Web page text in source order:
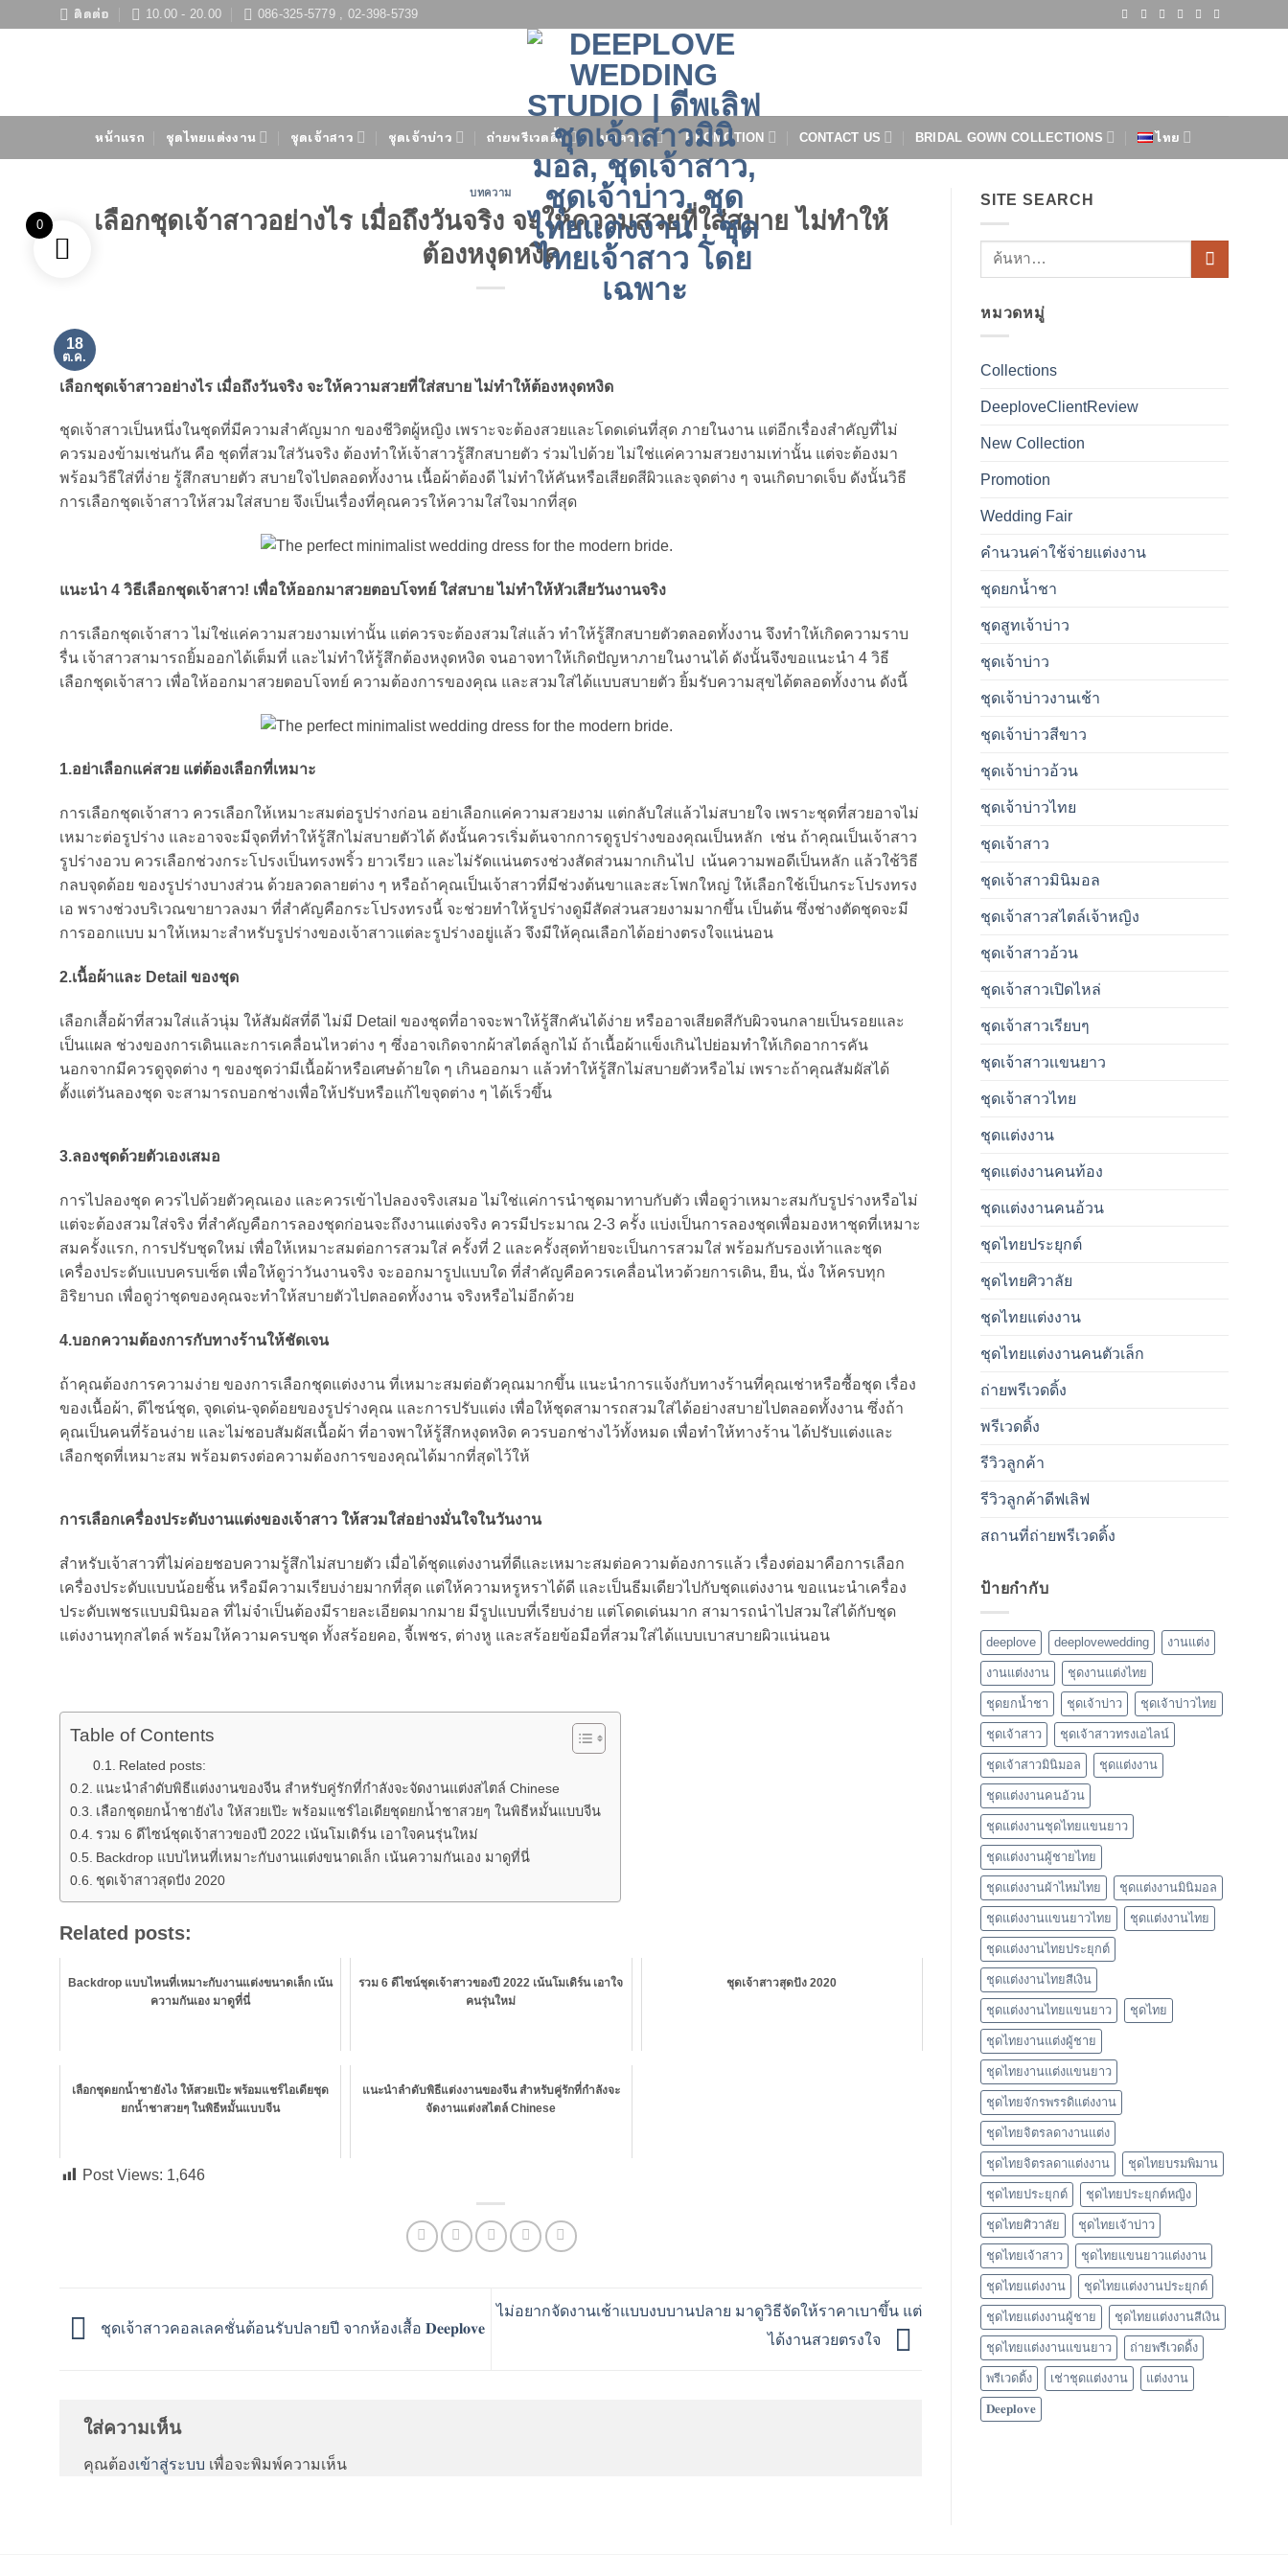
ติดต่อ 10.00 - 20.00 086-325-5779 , 02-398-5739
หน้าแรก ชุดไทยแต่งงาน ชุดเจ้าสาว ชุดเจ้าบ่าว ถ่ายพรีเวดดิ้ง บทความ PROMOTION CONTACT US BRIDAL GOWN COLLECTIONS ไทย
บทความ
เลือกชุดเจ้าสาวอย่างไร เมื่อถึงวันจริง จะให้ความสวยที่ใส่สบาย ไม่ทำให้
ต้องหงุดหงิด
18
ต.ค.
เลือกชุดเจ้าสาวอย่างไร เมื่อถึงวันจริง จะให้ความสวยที่ใส่สบาย ไม่ทำให้ต้องหงุดหงิด
ชุดเจ้าสาวเป็นหนึ่งในชุดที่มีความสำคัญมาก ของชีวิตผู้หญิง เพราะจะต้องสวยและโดดเด่นที่สุด ภายในงาน แต่อีกเรื่องสำคัญที่ไม่
ควรมองข้ามเช่นกัน คือ ชุดที่สวมใส่วันจริง ต้องทำให้เจ้าสาวรู้สึกสบายตัว ร่วมไปด้วย ไม่ใช่แค่ความสวยงามเท่านั้น แต่จะต้องมา
พร้อมวิธีใส่ที่ง่าย รู้สึกสบายตัว สบายใจไปตลอดทั้งงาน เนื้อผ้าต้องดี ไม่ทำให้คันหรือเสียดสีผิวและจุดต่าง ๆ จนเกิดบาดเจ็บ ดังนั้นวิธี
การเลือกชุดเจ้าสาวให้สวมใส่สบาย จึงเป็นเรื่องที่คุณควรให้ความใส่ใจมากที่สุด
แนะนำ 4 วิธีเลือกชุดเจ้าสาว! เพื่อให้ออกมาสวยตอบโจทย์ ใส่สบาย ไม่ทำให้หัวเสียวันงานจริง
การเลือกชุดเจ้าสาว ไม่ใช่แค่ความสวยงามเท่านั้น แต่ควรจะต้องสวมใส่แล้ว ทำให้รู้สึกสบายตัวตลอดทั้งงาน จึงทำให้เกิดความราบ
รื่น เจ้าสาวสามารถยิ้มออกได้เต็มที่ และไม่ทำให้รู้สึกต้องหงุดหงิด จนอาจทาให้เกิดปัญหาภายในงานได้ ดังนั้นจึงขอแนะนำ 4 วิธี
เลือกชุดเจ้าสาว เพื่อให้ออกมาสวยตอบโจทย์ ความต้องการของคุณ และสวมใส่ได้แบบสบายตัว ยิ้มรับความสุขได้ตลอดทั้งงาน ดังนี้
1.อย่าเลือกแค่สวย แต่ต้องเลือกที่เหมาะ
การเลือกชุดเจ้าสาว ควรเลือกให้เหมาะสมต่อรูปร่างก่อน อย่าเลือกแค่ความสวยงาม แต่กลับใส่แล้วไม่สบายใจ เพราะชุดที่สวยอาจไม่
เหมาะต่อรูปร่าง และอาจจะมีจุดที่ทำให้รู้สึกไม่สบายตัวได้ ดังนั้นควรเริ่มต้นจากการดูรูปร่างของคุณเป็นหลัก เช่น ถ้าคุณเป็นเจ้าสาว
รูปร่างอวบ ควรเลือกช่วงกระโปรงเป็นทรงพริ้ว ยาวเรียว และไม่รัดแน่นตรงช่วงสัดส่วนมากเกินไป เน้นความพอดีเป็นหลัก แล้วใช้วิธี
กลบจุดด้อย ของรูปร่างบางส่วน ด้วยลวดลายต่าง ๆ หรือถ้าคุณเป็นเจ้าสาวที่มีช่วงต้นขาและสะโพกใหญ่ ให้เลือกใช้เป็นกระโปรงทรง
เอ พรางช่วงบริเวณขายาวลงมา ที่สำคัญคือกระโปรงทรงนี้ จะช่วยทำให้รูปร่างดูมีสัดส่วนสวยงามมากขึ้น เป็นต้น ซึ่งช่างตัดชุดจะมี
การออกแบบ มาให้เหมาะสำหรับรูปร่างของเจ้าสาวแต่ละรูปร่างอยู่แล้ว จึงมีให้คุณเลือกได้อย่างตรงใจแน่นอน
2.เนื้อผ้าและ Detail ของชุด
เลือกเสื้อผ้าที่สวมใส่แล้วนุ่ม ให้สัมผัสที่ดี ไม่มี Detail ของชุดที่อาจจะพาให้รู้สึกคันได้ง่าย หรืออาจเสียดสีกับผิวจนกลายเป็นรอยและ
เป็นแผล ช่วงของการเดินและการเคลื่อนไหวต่าง ๆ ซึ่งอาจเกิดจากผ้าสไตล์ลูกไม้ ถ้าเนื้อผ้าแข็งเกินไปย่อมทำให้เกิดอาการคัน
นอกจากมีควรดูจุดต่าง ๆ ของชุดว่ามีเนื้อผ้าหรือเศษด้ายใด ๆ เกินออกมา แล้วทำให้รู้สึกไม่สบายตัวหรือไม่ เพราะถ้าคุณสัมผัสได้
ตั้งแต่วันลองชุด จะสามารถบอกช่างเพื่อให้ปรับหรือแก้ไขจุดต่าง ๆ ได้เร็วขึ้น
3.ลองชุดด้วยตัวเองเสมอ
การไปลองชุด ควรไปด้วยตัวคุณเอง และควรเข้าไปลองจริงเสมอ ไม่ใช่แค่การนำชุดมาทาบกับตัว เพื่อดูว่าเหมาะสมกับรูปร่างหรือไม่
แต่จะต้องสวมใส่จริง ที่สำคัญคือการลองชุดก่อนจะถึงงานแต่งจริง ควรมีประมาณ 2-3 ครั้ง แบ่งเป็นการลองชุดเพื่อมองหาชุดที่เหมาะ
สมครั้งแรก, การปรับชุดใหม่ เพื่อให้เหมาะสมต่อการสวมใส่ ครั้งที่ 2 และครั้งสุดท้ายจะเป็นการสวมใส่ พร้อมกับรองเท้าและชุด
เครื่องประดับแบบครบเซ็ต เพื่อให้ดูว่าวันงานจริง จะออกมารูปแบบใด ที่สำคัญคือควรเคลื่อนไหวด้วยการเดิน, ยืน, นั่ง ให้ครบทุก
อิริยาบถ เพื่อดูว่าชุดของคุณจะทำให้สบายตัวไปตลอดทั้งงาน จริงหรือไม่อีกด้วย
4.บอกความต้องการกับทางร้านให้ชัดเจน
ถ้าคุณต้องการความง่าย ของการเลือกชุดแต่งงาน ที่เหมาะสมต่อตัวคุณมากขึ้น แนะนำการแจ้งกับทางร้านที่คุณเช่าหรือซื้อชุด เรื่อง
ของเนื้อผ้า, ดีไซน์ชุด, จุดเด่น-จุดด้อยของรูปร่างคุณ และการปรับแต่ง เพื่อให้ชุดสามารถสวมใส่ได้อย่างสบายไปตลอดทั้งงาน ซึ่งถ้า
คุณเป็นคนที่ร้อนง่าย และไม่ชอบสัมผัสเนื้อผ้า ที่อาจพาให้รู้สึกหงุดหงิด ควรบอกช่างไว้ทั้งหมด เพื่อทำให้ทางร้าน ได้ปรับแต่งและ
เลือกชุดที่เหมาะสม พร้อมตรงต่อความต้องการของคุณได้มากที่สุดไว้ให้
การเลือกเครื่องประดับงานแต่งของเจ้าสาว ให้สวมใส่อย่างมั่นใจในวันงาน
สำหรับเจ้าสาวที่ไม่ค่อยชอบความรู้สึกไม่สบายตัว เมื่อได้ชุดแต่งงานที่ดีและเหมาะสมต่อความต้องการแล้ว เรื่องต่อมาคือการเลือก
เครื่องประดับแบบน้อยชิ้น หรือมีความเรียบง่ายมากที่สุด แต่ให้ความหรูหราได้ดี และเป็นธีมเดียวไปกับชุดแต่งงาน ขอแนะนำเครื่อง
ประดับเพชรแบบมินิมอล ที่ไม่จำเป็นต้องมีรายละเอียดมากมาย มีรูปแบบที่เรียบง่าย แต่โดดเด่นมาก สามารถนำไปสวมใส่ได้กับชุด
แต่งงานทุกสไตล์ พร้อมให้ความครบชุด ทั้งสร้อยคอ, จี้เพชร, ต่างหู และสร้อยข้อมือที่สวมใส่ได้แบบเบาสบายผิวแน่นอน
Table of Contents
Related posts:
แนะนำลำดับพิธีแต่งงานของจีน สำหรับคู่รักที่กำลังจะจัดงานแต่งสไตล์ Chinese
เลือกชุดยกน้ำชายังไง ให้สวยเป๊ะ พร้อมแชร์ไอเดียชุดยกน้ำชาสวยๆ ในพิธีหมั้นแบบจีน
รวม 6 ดีไซน์ชุดเจ้าสาวของปี 2022 เน้นโมเดิร์น เอาใจคนรุ่นใหม่
Backdrop แบบไหนที่เหมาะกับงานแต่งขนาดเล็ก เน้นความกันเอง มาดูที่นี่
ชุดเจ้าสาวสุดปัง 2020
Related posts:
Backdrop แบบไหนที่เหมาะกับงานแต่งขนาดเล็ก เน้น
ความกันเอง มาดูที่นี่
รวม 6 ดีไซน์ชุดเจ้าสาวของปี 2022 เน้นโมเดิร์น เอาใจ
คนรุ่นใหม่
ชุดเจ้าสาวสุดปัง 2020
เลือกชุดยกน้ำชายังไง ให้สวยเป๊ะ พร้อมแชร์ไอเดียชุด
ยกน้ำชาสวยๆ ในพิธีหมั้นแบบจีน
แนะนำลำดับพิธีแต่งงานของจีน สำหรับคู่รักที่กำลังจะ
จัดงานแต่งสไตล์ Chinese
Post Views: 1,646
ชุดเจ้าสาวคอลเลคชั่นต้อนรับปลายปี จากห้องเสื้อ 𝐃𝐞𝐞𝐩𝐥𝐨𝐯𝐞
ไม่อยากจัดงานเช้าแบบงบบานปลาย มาดูวิธีจัดให้ราคาเบาขึ้น แต่
ได้งานสวยตรงใจ
ใส่ความเห็น
คุณต้องเข้าสู่ระบบ เพื่อจะพิมพ์ความเห็น
SITE SEARCH
หมวดหมู่
Collections
DeeploveClientReview
New Collection
Promotion
Wedding Fair
คำนวนค่าใช้จ่ายแต่งงาน
ชุดยกน้ำชา
ชุดสูทเจ้าบ่าว
ชุดเจ้าบ่าว
ชุดเจ้าบ่าวงานเช้า
ชุดเจ้าบ่าวสีขาว
ชุดเจ้าบ่าวอ้วน
ชุดเจ้าบ่าวไทย
ชุดเจ้าสาว
ชุดเจ้าสาวมินิมอล
ชุดเจ้าสาวสไตล์เจ้าหญิง
ชุดเจ้าสาวอ้วน
ชุดเจ้าสาวเปิดไหล่
ชุดเจ้าสาวเรียบๆ
ชุดเจ้าสาวเเขนยาว
ชุดเจ้าสาวไทย
ชุดแต่งงาน
ชุดแต่งงานคนท้อง
ชุดแต่งงานคนอ้วน
ชุดไทยประยุกต์
ชุดไทยศิวาลัย
ชุดไทยแต่งงาน
ชุดไทยแต่งงานคนตัวเล็ก
ถ่ายพรีเวดดิ้ง
พรีเวดดิ้ง
รีวิวลูกค้า
รีวิวลูกค้าดีฟเลิฟ
สถานที่ถ่ายพรีเวดดิ้ง
ป้ายกำกับ
deeplove deeplovewedding งานแต่ง
งานแต่งงาน ชุดงานแต่งไทย
ชุดยกน้ำชา ชุดเจ้าบ่าว ชุดเจ้าบ่าวไทย
ชุดเจ้าสาว ชุดเจ้าสาวทรงเอไลน์
ชุดเจ้าสาวมินิมอล ชุดแต่งงาน
ชุดแต่งงานคนอ้วน
ชุดแต่งงานชุดไทยแขนยาว
ชุดแต่งงานผู้ชายไทย
ชุดแต่งงานผ้าไหมไทย ชุดแต่งงานมินิมอล
ชุดแต่งงานแขนยาวไทย ชุดแต่งงานไทย
ชุดแต่งงานไทยประยุกต์
ชุดแต่งงานไทยสีเงิน
ชุดแต่งงานไทยแขนยาว ชุดไทย
ชุดไทยงานแต่งผู้ชาย
ชุดไทยงานแต่งแขนยาว
ชุดไทยจักรพรรดิแต่งงาน
ชุดไทยจิตรลดางานแต่ง
ชุดไทยจิตรลดาแต่งงาน ชุดไทยบรมพิมาน
ชุดไทยประยุกต์ ชุดไทยประยุกต์หญิง
ชุดไทยศิวาลัย ชุดไทยเจ้าบ่าว
ชุดไทยเจ้าสาว ชุดไทยแขนยาวแต่งงาน
ชุดไทยแต่งงาน ชุดไทยแต่งงานประยุกต์
ชุดไทยแต่งงานผู้ชาย ชุดไทยแต่งงานสีเงิน
ชุดไทยแต่งงานแขนยาว ถ่ายพรีเวดดิ้ง
พรีเวดดิ้ง เช่าชุดแต่งงาน แต่งงาน
𝐃𝐞𝐞𝐩𝐥𝐨𝐯𝐞
0